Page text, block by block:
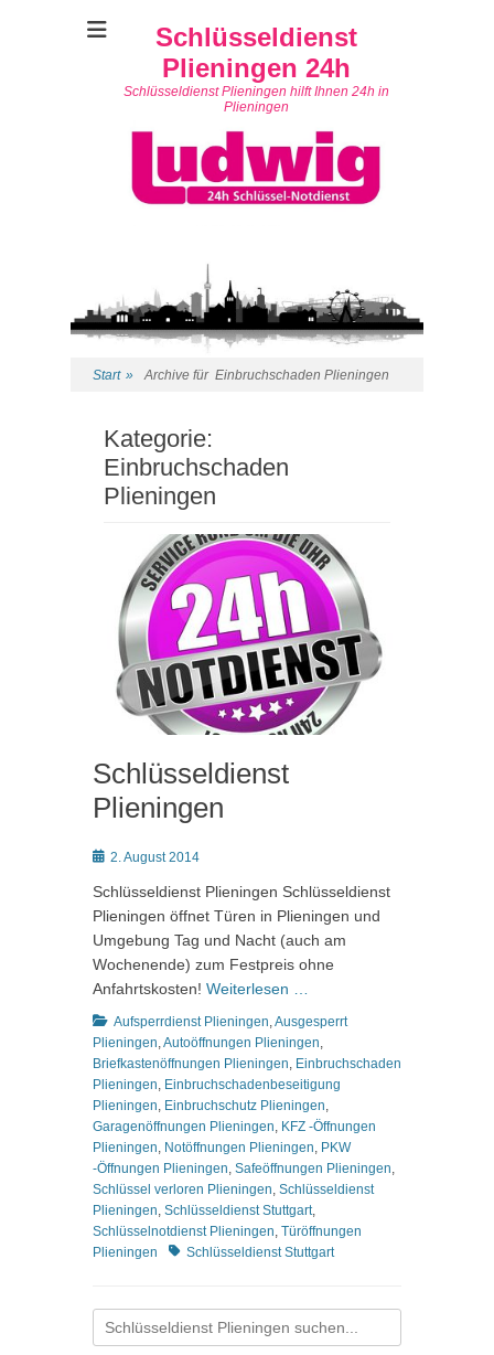
Schlüsseldienst
Plieningen 24h
Schlüsseldienst Plieningen hilft Ihnen 24h in
Plieningen
Start » Archive für Einbruchschaden Plieningen
Kategorie:
Einbruchschaden
Plieningen
Schlüsseldienst
Plieningen
Posted
2. August 2014
Schlüsseldienst Plieningen Schlüsseldienst
Plieningen öffnet Türen in Plieningen und
Umgebung Tag und Nacht (auch am
Wochenende) zum Festpreis ohne
Anfahrtskosten! Weiterlesen …
Kategorien
Aufsperrdienst Plieningen,Ausgesperrt
Plieningen,Autoöffnungen Plieningen,
Briefkastenöffnungen Plieningen, Einbruchschaden
Plieningen, Einbruchschadenbeseitigung
Plieningen, Einbruchschutz Plieningen,
Garagenöffnungen Plieningen, KFZ -Öffnungen
Plieningen, Notöffnungen Plieningen, PKW
-Öffnungen Plieningen, Safeöffnungen Plieningen,
Schlüssel verloren Plieningen, Schlüsseldienst
Plieningen, Schlüsseldienst Stuttgart,
Schlüsselnotdienst Plieningen, Türöffnungen
Plieningen
Schlagworte
Schlüsseldienst Stuttgart
Suchen
nach: